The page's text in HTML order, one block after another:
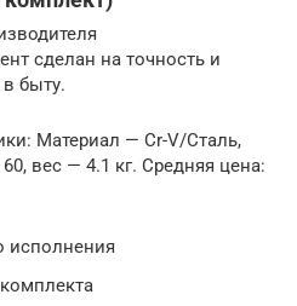
сделан на точность и
быту.
Материал — Cr-V/Сталь,
вес — 4.1 кг. Средняя цена:
исполнения